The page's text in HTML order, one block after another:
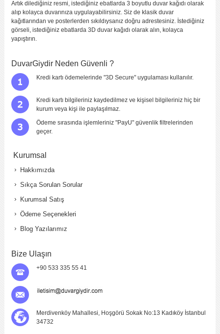
Artık dilediğiniz resmi, istediğiniz ebatlarda 3 boyutlu duvar kağıdı olarak
alıp kolayca duvarınıza uygulayabilirsiniz. Siz de klasik duvar
kağıtlarından ve posterlerden sıkıldıysanız doğru adrestesiniz. İstediğiniz
görseli, istediğiniz ebatlarda 3D duvar kağıdı olarak alın, kolayca
yapıştırın.
DuvarGiydir Neden Güvenli ?
Kredi kartı ödemelerinde "3D Secure" uygulaması kullanılır.
Kredi kartı bilgileriniz kaydedilmez ve kişisel bilgileriniz hiç bir
kurum veya kişi ile paylaşılmaz.
Ödeme sırasında işlemleriniz "PayU" güvenlik filtrelerinden
geçer.
Kurumsal
Hakkımızda
Sıkça Sorulan Sorular
Kurumsal Satış
Ödeme Seçenekleri
Blog Yazılarımız
Bize Ulaşın
+90 533 335 55 41
Merdivenköy Mahallesi, Hoşgörü Sokak No:13 Kadıköy İstanbul
34732